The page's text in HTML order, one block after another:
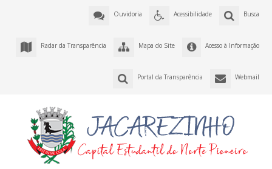
Busca
Acessibilidade
Ouvidoria
Acesso à Informação
Mapa do Site
Radar da Transparência
Webmail
Portal da Transparência